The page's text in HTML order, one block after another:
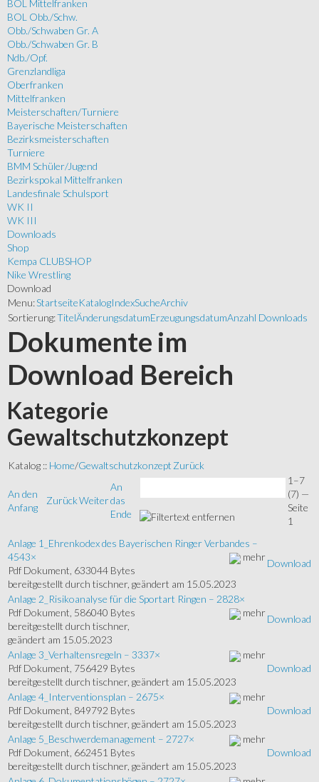
BOL Mittelfranken
BOL Obb./Schw.
Obb./Schwaben Gr. A
Obb./Schwaben Gr. B
Ndb./Opf.
Grenzlandliga
Oberfranken
Mittelfranken
Meisterschaften/Turniere
Bayerische Meisterschaften
Bezirksmeisterschaften
Turniere
BMM Schüler/Jugend
Bezirkspokal Mittelfranken
Landesfinale Schulsport
WK II
WK III
Downloads
Shop
Kempa CLUBSHOP
Nike Wrestling
Download
Menu:StartseiteKatalogIndexSucheArchiv
Sortierung:TitelÄnderungsdatumErzeugungsdatumAnzahl Downloads
Dokumente im
Download Bereich
Kategorie
Gewaltschutzkonzept
Katalog :: Home/Gewaltschutzkonzept Zurück
An den
Anfang
ZurückWeiter
An
das
Ende
1–7
(7) —
Seite
1
Anlage 1_Ehrenkodex des Bayerischen Ringer Verbandes –
4543×
mehr
Pdf Dokument, 633044 Bytes
bereitgestellt durch tischner, geändert am 15.05.2023
Download
Anlage 2_Risikoanalyse für die Sportart Ringen – 2828×
mehr
Pdf Dokument, 586040 Bytes
bereitgestellt durch tischner,
geändert am 15.05.2023
Download
Anlage 3_Verhaltensregeln – 3337×
mehr
Pdf Dokument, 756429 Bytes
bereitgestellt durch tischner, geändert am 15.05.2023
Download
Anlage 4_Interventionsplan – 2675×
mehr
Pdf Dokument, 849792 Bytes
bereitgestellt durch tischner, geändert am 15.05.2023
Download
Anlage 5_Beschwerdemanagement – 2727×
mehr
Pdf Dokument, 662451 Bytes
bereitgestellt durch tischner, geändert am 15.05.2023
Download